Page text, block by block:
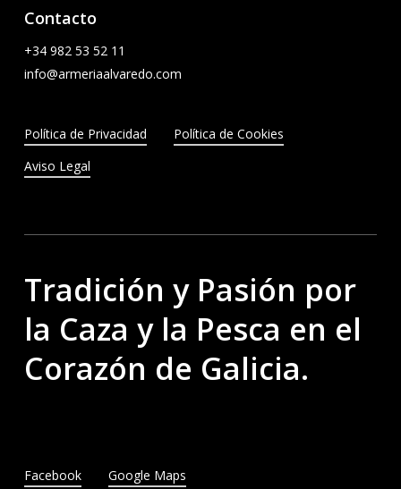
Contacto
+34 982 53 52 11
info@armeriaalvaredo.com
Política de Privacidad
Política de Cookies
Aviso Legal
Tradición y Pasión por
la Caza y la Pesca en el
Corazón de Galicia.
Facebook Google Maps